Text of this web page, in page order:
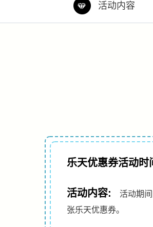
活动内容
乐天优惠券活动时
活动内容:
活动期
张乐天优惠券。